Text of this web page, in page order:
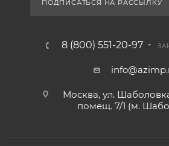
ПОДПИСАТЬСЯ НА РАССЫЛКУ
8 (800) 551-20-97
Москва, ул.
помещ. 7/1 (м.